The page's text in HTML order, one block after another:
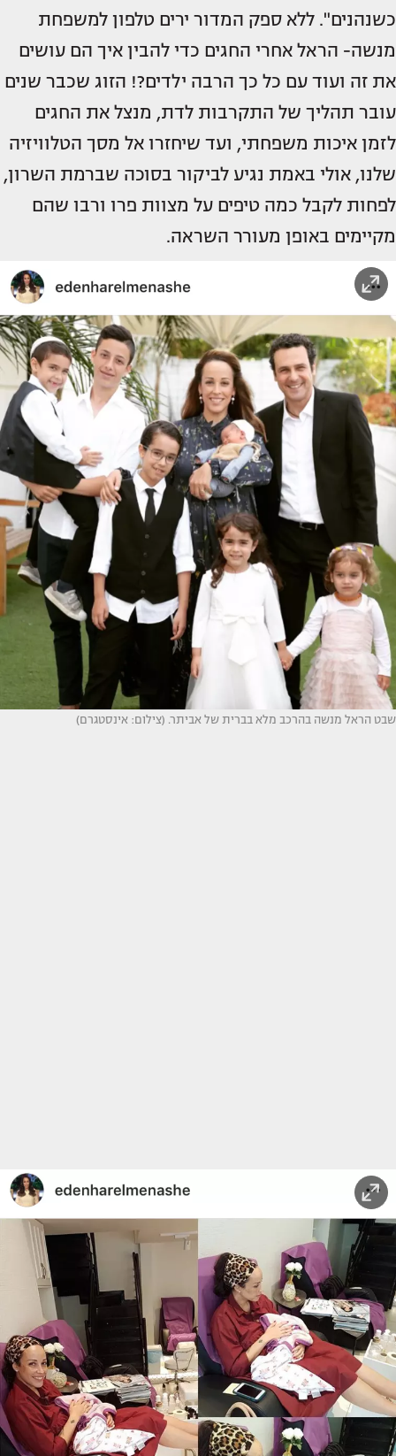
כשנהנים". ללא ספק המדור ירים טלפון למשפחת
מנשה- הראל אחרי החגים כדי להבין איך הם עושים
את זה ועוד עם כל כך הרבה ילדים?! הזוג שכבר שנים
עובר תהליך של התקרבות לדת, מנצל את החגים
לזמן איכות משפחתי, ועד שיחזרו אל מסך הטלוויזיה
שלנו, אולי באמת נגיע לביקור בסוכה שברמת השרון,
לפחות לקבל כמה טיפים על מצוות פרו ורבו שהם
מקיימים באופן מעורר השראה.
שבט הראל מנשה בהרכב מלא בברית של אביתר. (צילום: אינסטגרם)